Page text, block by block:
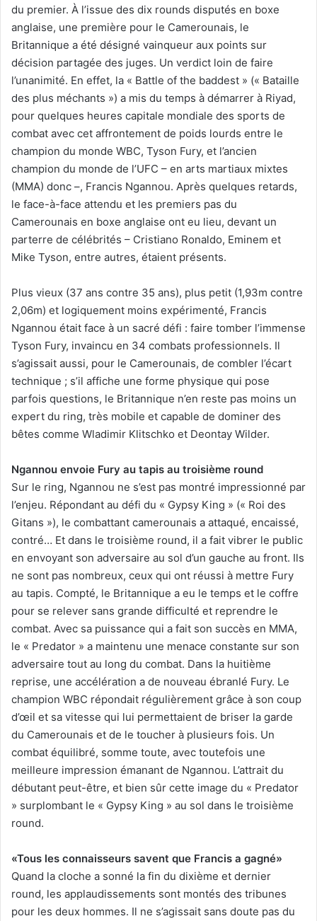
du premier. À l’issue des dix rounds disputés en boxe
anglaise, une première pour le Camerounais, le
Britannique a été désigné vainqueur aux points sur
décision partagée des juges. Un verdict loin de faire
l’unanimité. En effet, la « Battle of the baddest » (« Bataille
des plus méchants ») a mis du temps à démarrer à Riyad,
pour quelques heures capitale mondiale des sports de
combat avec cet affrontement de poids lourds entre le
champion du monde WBC, Tyson Fury, et l’ancien
champion du monde de l’UFC – en arts martiaux mixtes
(MMA) donc –, Francis Ngannou. Après quelques retards,
le face-à-face attendu et les premiers pas du
Camerounais en boxe anglaise ont eu lieu, devant un
parterre de célébrités – Cristiano Ronaldo, Eminem et
Mike Tyson, entre autres, étaient présents.
Plus vieux (37 ans contre 35 ans), plus petit (1,93m contre
2,06m) et logiquement moins expérimenté, Francis
Ngannou était face à un sacré défi : faire tomber l’immense
Tyson Fury, invaincu en 34 combats professionnels. Il
s’agissait aussi, pour le Camerounais, de combler l’écart
technique ; s’il affiche une forme physique qui pose
parfois questions, le Britannique n’en reste pas moins un
expert du ring, très mobile et capable de dominer des
bêtes comme Wladimir Klitschko et Deontay Wilder.
Ngannou envoie Fury au tapis au troisième round
Sur le ring, Ngannou ne s’est pas montré impressionné par
l’enjeu. Répondant au défi du « Gypsy King » (« Roi des
Gitans »), le combattant camerounais a attaqué, encaissé,
contré… Et dans le troisième round, il a fait vibrer le public
en envoyant son adversaire au sol d’un gauche au front. Ils
ne sont pas nombreux, ceux qui ont réussi à mettre Fury
au tapis. Compté, le Britannique a eu le temps et le coffre
pour se relever sans grande difficulté et reprendre le
combat. Avec sa puissance qui a fait son succès en MMA,
le « Predator » a maintenu une menace constante sur son
adversaire tout au long du combat. Dans la huitième
reprise, une accélération a de nouveau ébranlé Fury. Le
champion WBC répondait régulièrement grâce à son coup
d’œil et sa vitesse qui lui permettaient de briser la garde
du Camerounais et de le toucher à plusieurs fois. Un
combat équilibré, somme toute, avec toutefois une
meilleure impression émanant de Ngannou. L’attrait du
débutant peut-être, et bien sûr cette image du « Predator
» surplombant le « Gypsy King » au sol dans le troisième
round.
«Tous les connaisseurs savent que Francis a gagné»
Quand la cloche a sonné la fin du dixième et dernier
round, les applaudissements sont montés des tribunes
pour les deux hommes. Il ne s’agissait sans doute pas du